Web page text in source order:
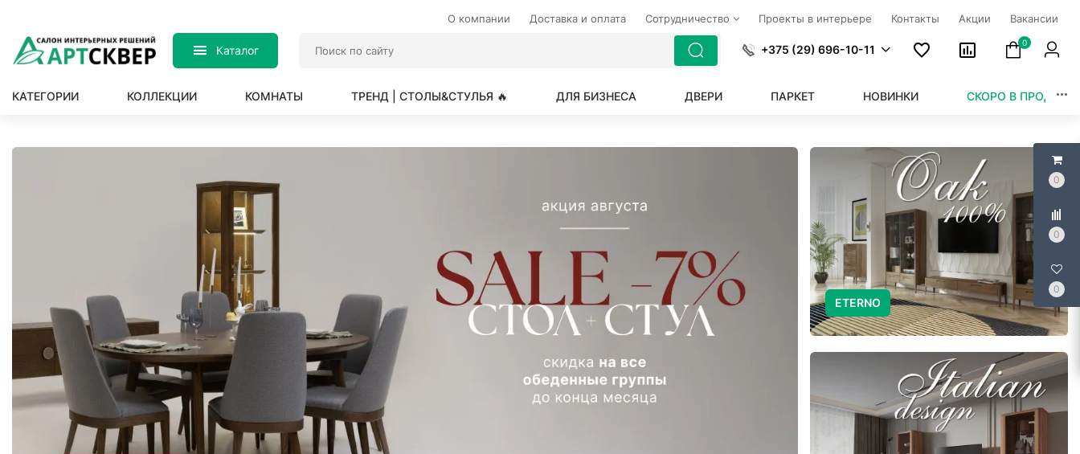
0
0
0
О компании Доставка и оплата Сотрудничество Проекты в интерьере Контакты Акции Вакансии
Каталог +375 (29) 696-10-11
0
КАТЕГОРИИ КОЛЛЕКЦИИ КОМНАТЫ ТРЕНД | СТОЛЫ&СТУЛЬЯ 🔥 ДЛЯ БИЗНЕСА ДВЕРИ ПАРКЕТ НОВИНКИ СКОРО В ПРОДАЖЕ
ETERNO